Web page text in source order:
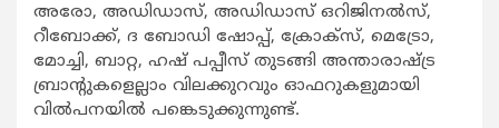
അരോ, അഡിഡാസ്, അഡിഡാസ് ഒറിജിനല്‍സ്,
റീബോക്ക്, ദ ബോഡി ഷോപ്പ്, ക്രോക്‌സ്, മെട്രോ,
മോച്ചി, ബാറ്റ, ഹഷ് പപ്പീസ് തുടങ്ങി അന്താരാഷ്ട്ര
ബ്രാന്റുകളെല്ലാം വിലക്കുറവും ഓഫറുകളുമായി
വില്‍പനയില്‍ പങ്കെടുക്കുന്നുണ്ട്.